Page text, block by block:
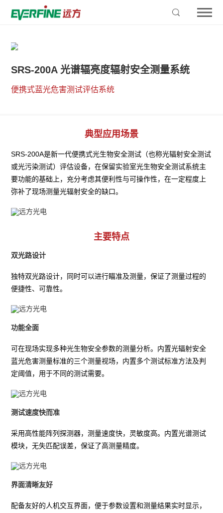
SRS-200A 光谱辐亮度辐射安全测量系统
便携式蓝光危害测试评估系统
典型应用场景
SRS-200A是新一代便携式光生物安全测试（也称光辐射安全测试
或光污染测试）评估设备，在保留实验室光生物安全测试系统主
要功能的基础上，充分考虑其便利性与可操作性，在一定程度上
弥补了现场测量光辐射安全的缺口。
主要特点
双光路设计
独特双光路设计，同时可以进行瞄准及测量，保证了测量过程的
便捷性、可靠性。
功能全面
可在现场实现多种光生物安全参数的测量分析。内置光辐射安全
蓝光危害测量标准的三个测量视场，内置多个测试标准方法及判
定阈值，用于不同的测试需要。
测试速度快而准
采用高性能阵列探测器，测量速度快，灵敏度高。内置光谱测试
模块，无失匹配误差，保证了高测量精度。
界面清晰友好
配备友好的人机交互界面，便于参数设置和测量结果实时显示，